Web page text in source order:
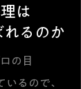
は
れるのか
の目
るので、